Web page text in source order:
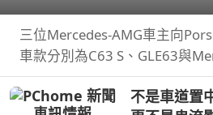
三位Mercedes-AMG車主向
車款分別為C63 S、GLE63與
而Porsche則是Cayman GT4
Turbo GT與911 GT3 RS，結果
不是車道置